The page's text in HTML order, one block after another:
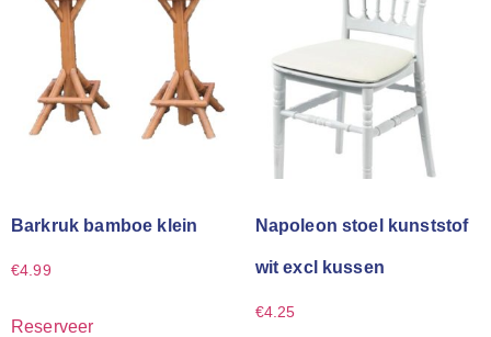
Barkruk bamboe klein
€4.99
Reserveer
Napoleon stoel kunststof
wit excl kussen
€4.25